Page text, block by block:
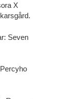
X
Seven